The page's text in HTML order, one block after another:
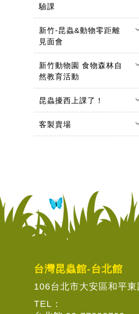
驗課
新竹-昆蟲&動物零距離
見面會
新竹動物園 食物森林自
然教育活動
昆蟲擾西上課了！
客製賣場
台灣昆蟲館-台北館
106台北市大安區和平
TEL：